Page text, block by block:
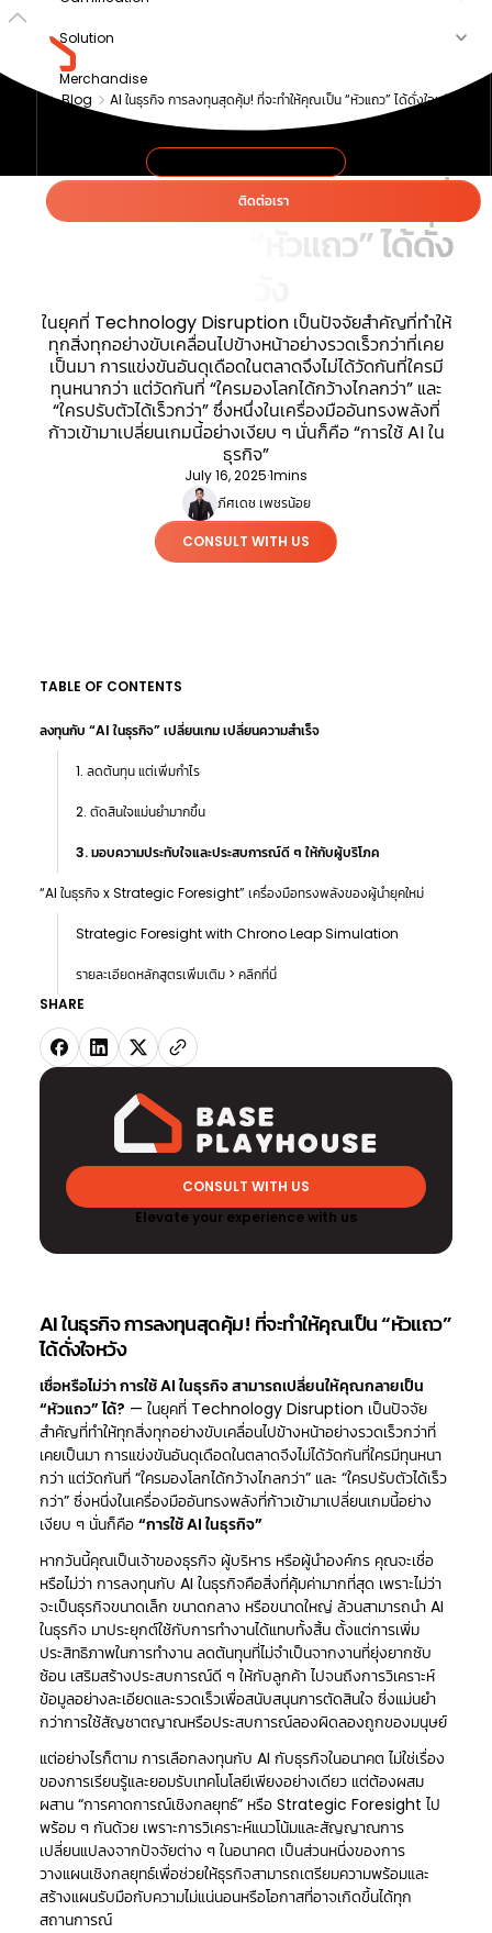
Solution
Merchandise
ติดต่อเรา
Blog AI ในธุรกิจ การลงทุนสุดคุ้ม! ที่จะทำให้คุณเป็น “หัวแถว” ได้ดั่งใจหวัง
AI ในธุรกิจ การลงทุนสุดคุ้ม! ที่
จะทำให้คุณเป็น “หัวแถว” ได้ดั่ง
ในยุคที่ Technology Disruption เป็นปัจจัยสำคัญที่ทำให้
ทุกสิ่งทุกอย่างขับเคลื่อนไปข้างหน้าอย่างรวดเร็วกว่าที่เคย
เป็นมา การแข่งขันอันดุเดือดในตลาดจึงไม่ได้วัดกันที่ใครมี
ทุนหนากว่า แต่วัดกันที่ “ใครมองโลกได้กว้างไกลกว่า” และ
“ใครปรับตัวได้เร็วกว่า” ซึ่งหนึ่งในเครื่องมืออันทรงพลังที่
ก้าวเข้ามาเปลี่ยนเกมนี้อย่างเงียบ ๆ นั่นก็คือ “การใช้ AI ใน
ธุรกิจ”
July 16, 2025·1mins
ภีศเดช เพชรน้อย
CONSULT WITH US
TABLE OF CONTENTS
ลงทุนกับ “AI ในธุรกิจ” เปลี่ยนเกม เปลี่ยนความสำเร็จ
1. ลดต้นทุน แต่เพิ่มกำไร
2. ตัดสินใจแม่นยำมากขึ้น
3. มอบความประทับใจและประสบการณ์ดี ๆ ให้กับผู้บริโภค
“AI ในธุรกิจ x Strategic Foresight” เครื่องมือทรงพลังของผู้นำยุคใหม่
Strategic Foresight with Chrono Leap Simulation
รายละเอียดหลักสูตรเพิ่มเติม > คลิกที่นี่
SHARE
CONSULT WITH US
Elevate your experience with us
AI ในธุรกิจ การลงทุนสุดคุ้ม! ที่จะทำให้คุณเป็น “หัวแถว”
ได้ดั่งใจหวัง
เชื่อหรือไม่ว่า การใช้ AI ในธุรกิจ สามารถเปลี่ยนให้คุณกลายเป็น
“หัวแถว” ได้? — ในยุคที่ Technology Disruption เป็นปัจจัย
สำคัญที่ทำให้ทุกสิ่งทุกอย่างขับเคลื่อนไปข้างหน้าอย่างรวดเร็วกว่าที่
เคยเป็นมา การแข่งขันอันดุเดือดในตลาดจึงไม่ได้วัดกันที่ใครมีทุนหนา
กว่า แต่วัดกันที่ “ใครมองโลกได้กว้างไกลกว่า” และ “ใครปรับตัวได้เร็ว
กว่า” ซึ่งหนึ่งในเครื่องมืออันทรงพลังที่ก้าวเข้ามาเปลี่ยนเกมนี้อย่าง
เงียบ ๆ นั่นก็คือ “การใช้ AI ในธุรกิจ”
หากวันนี้คุณเป็นเจ้าของธุรกิจ ผู้บริหาร หรือผู้นำองค์กร คุณจะเชื่อ
หรือไม่ว่า การลงทุนกับ AI ในธุรกิจคือสิ่งที่คุ้มค่ามากที่สุด เพราะไม่ว่า
จะเป็นธุรกิจขนาดเล็ก ขนาดกลาง หรือขนาดใหญ่ ล้วนสามารถนำ AI
ในธุรกิจ มาประยุกต์ใช้กับการทำงานได้แทบทั้งสิ้น ตั้งแต่การเพิ่ม
ประสิทธิภาพในการทำงาน ลดต้นทุนที่ไม่จำเป็นจากงานที่ยุ่งยากซับ
ซ้อน เสริมสร้างประสบการณ์ดี ๆ ให้กับลูกค้า ไปจนถึงการวิเคราะห์
ข้อมูลอย่างละเอียดและรวดเร็วเพื่อสนับสนุนการตัดสินใจ ซึ่งแม่นยำ
กว่าการใช้สัญชาตญาณหรือประสบการณ์ลองผิดลองถูกของมนุษย์
แต่อย่างไรก็ตาม การเลือกลงทุนกับ AI กับธุรกิจในอนาคต ไม่ใช่เรื่อง
ของการเรียนรู้และยอมรับเทคโนโลยีเพียงอย่างเดียว แต่ต้องผสม
ผสาน “การคาดการณ์เชิงกลยุทธ์” หรือ Strategic Foresight ไป
พร้อม ๆ กันด้วย เพราะการวิเคราะห์แนวโน้มและสัญญาณการ
เปลี่ยนแปลงจากปัจจัยต่าง ๆ ในอนาคต เป็นส่วนหนึ่งของการ
วางแผนเชิงกลยุทธ์เพื่อช่วยให้ธุรกิจสามารถเตรียมความพร้อมและ
สร้างแผนรับมือกับความไม่แน่นอนหรือโอกาสที่อาจเกิดขึ้นได้ทุก
สถานการณ์